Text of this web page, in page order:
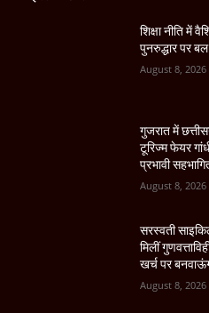
शिक्षा नीति में
पुनरुद्धार पर बल
August 8, 2026
गुजरात में
टूरिज्म फेयर
प्रभावी
August 8, 2026
सरस्वती
मिलीं
खर्च पर
August 8, 2026